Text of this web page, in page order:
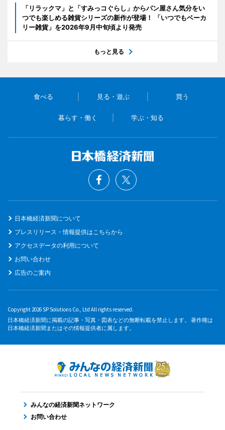
「リラックマ」と「すみっコぐらし」からパン屋さん気分をい
つでも楽しめる雑貨シリーズの新作が登場！ 「いつでもベーカ
リー雑貨」を2026年9月中旬頃より発売
もっと見る
食べる 見る・遊ぶ 買う
暮らす・働く 学ぶ・知る
日本橋経済新聞について
プレスリリース・情報提供はこちらから
アクセスデータの利用について
お問い合わせ
広告のご案内
Copyright 2026 SP Solutions Co., Ltd All rights reserved.
日本橋経済新聞に掲載の記事・写真・図表などの無断転載を禁止します。 著作権は
日本橋経済新聞またはその情報提供者に属します。
みんなの経済新聞ネットワーク
お問い合わせ